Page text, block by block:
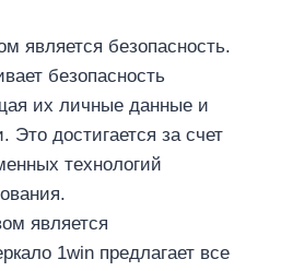
является безопасность.
безопасность
их личные данные и
достигается за счет
технологий
является
1win предлагает все